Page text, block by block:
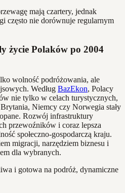
mają czartery, jednak
często nie dorównuje regularnym
życie Polaków po 2004
wolność podróżowania, ale
Według BazEkon, Polacy
nie tylko w celach turystycznych,
Niemcy czy Norwegia stały
Rozwój infrastruktury
przewoźników i coraz lepsza
społeczno-gospodarczą kraju.
migracji, narzędziem biznesu i
dla wybranych.